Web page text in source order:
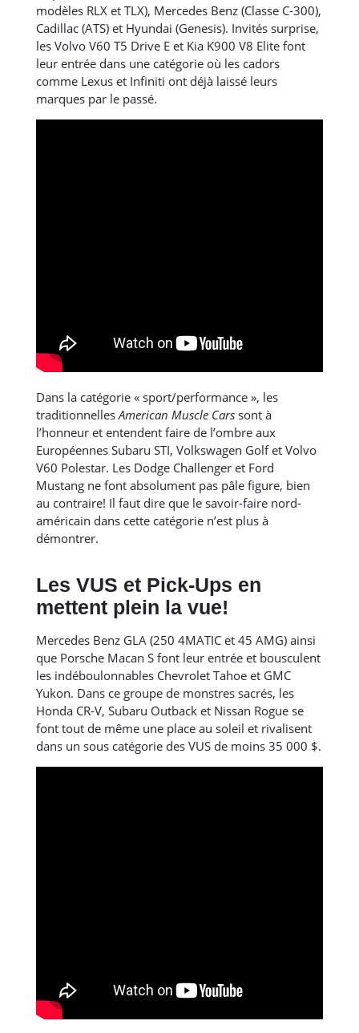
modèles RLX et TLX), Mercedes Benz (Classe C-300),
Cadillac (ATS) et Hyundai (Genesis). Invités surprise,
les Volvo V60 T5 Drive E et Kia K900 V8 Elite font
leur entrée dans une catégorie où les cadors
comme Lexus et Infiniti ont déjà laissé leurs
marques par le passé.
Dans la catégorie « sport/performance », les
traditionnellesAmerican Muscle Cars sont à
l’honneur et entendent faire de l’ombre aux
Européennes Subaru STI, Volkswagen Golf et Volvo
V60 Polestar. Les Dodge Challenger et Ford
Mustang ne font absolument pas pâle figure, bien
au contraire! Il faut dire que le savoir-faire nord-
américain dans cette catégorie n’est plus à
démontrer.
Les VUS et Pick-Ups en
mettent plein la vue!
Mercedes Benz GLA (250 4MATIC et 45 AMG) ainsi
que Porsche Macan S font leur entrée et bousculent
les indéboulonnables Chevrolet Tahoe et GMC
Yukon. Dans ce groupe de monstres sacrés, les
Honda CR-V, Subaru Outback et Nissan Rogue se
font tout de même une place au soleil et rivalisent
dans un sous catégorie des VUS de moins 35 000 $.